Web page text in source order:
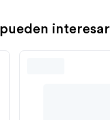
interesar